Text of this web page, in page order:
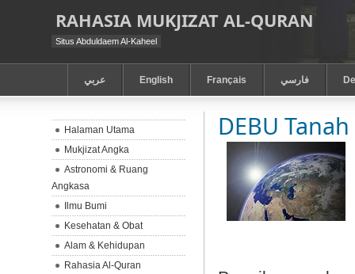
RAHASIA MUKJIZAT AL-QURAN
Situs Abduldaem Al-Kaheel
عربي English Français فارسي
DEBU
Halaman Utama
Mukjizat Angka
Astronomi & Ruang
Angkasa
Ilmu Bumi
Kesehatan & Obat
Alam & Kehidupan
Rahasia Al-Quran